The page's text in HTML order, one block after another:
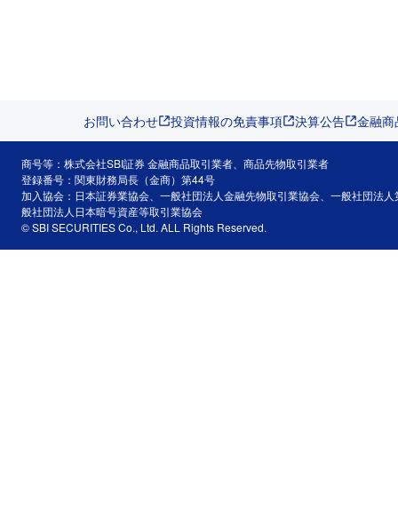
お問い合わせ 投資情報の免責事項 決算公告 金融
商号等：株式会社SBI証券 金融商品取引業者、商品先物取引業者
登録番号：関東財務局長（金商）第44号
加入協会：日本証券業協会、一般社団法人金融先物取引業協会、一般社団法
般社団法人日本暗号資産等取引業協会
© SBI SECURITIES Co., Ltd. ALL Rights Reserved.